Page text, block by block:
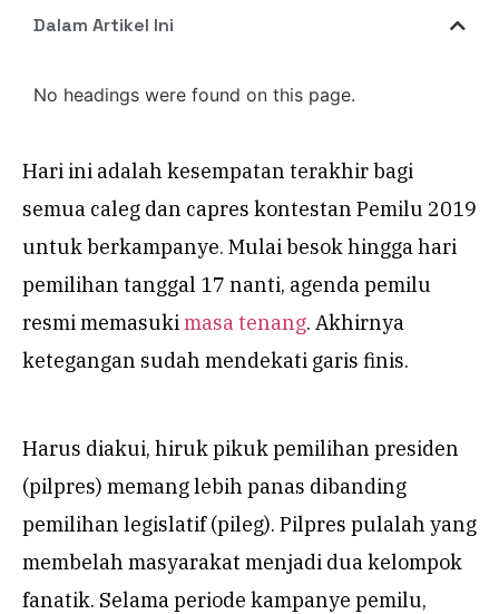
Dalam Artikel Ini
No headings were found on this page.
Hari ini adalah kesempatan terakhir bagi
semua caleg dan capres kontestan Pemilu 2019
untuk berkampanye. Mulai besok hingga hari
pemilihan tanggal 17 nanti, agenda pemilu
resmi memasukimasa tenang. Akhirnya
ketegangan sudah mendekati garis finis.
Harus diakui, hiruk pikuk pemilihan presiden
(pilpres) memang lebih panas dibanding
pemilihan legislatif (pileg). Pilpres pulalah yang
membelah masyarakat menjadi dua kelompok
fanatik. Selama periode kampanye pemilu,